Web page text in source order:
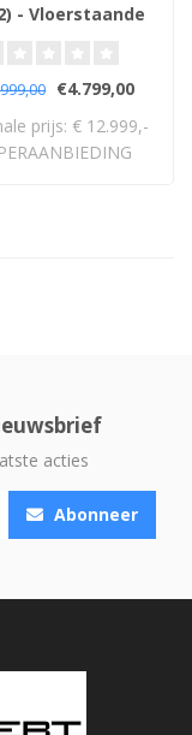
- Vloerstaande
€4.799,00
prijs: € 12.999,-
acties
Abonneer